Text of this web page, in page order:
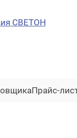
СВЕТОН
Прайс-